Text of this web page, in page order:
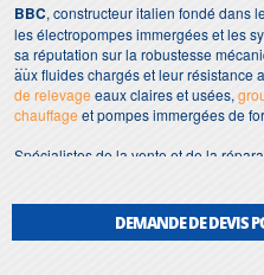
BBC, constructeur italien fondé dans
les électropompes immergées et les
sa réputation sur la robustesse
aux fluides chargés et leur résistance
de relevage eaux claires et usées,
chauffage et pompes immergées de
Spécialistes de la vente et de la
près de cinquante ans, nous
dimensionnons gratuitement vos
particuliers, avec analyse des
DEMANDE DE DEVIS